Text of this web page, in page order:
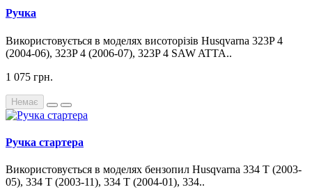
Ручка
Використовується в моделях висоторізів Husqvarna 323P 4
(2004-06), 323P 4 (2006-07), 323P 4 SAW ATTA..
1 075 грн.
Немає
Ручка стартера
Використовується в моделях бензопил Husqvarna 334 T (2003-
05), 334 T (2003-11), 334 T (2004-01), 334..